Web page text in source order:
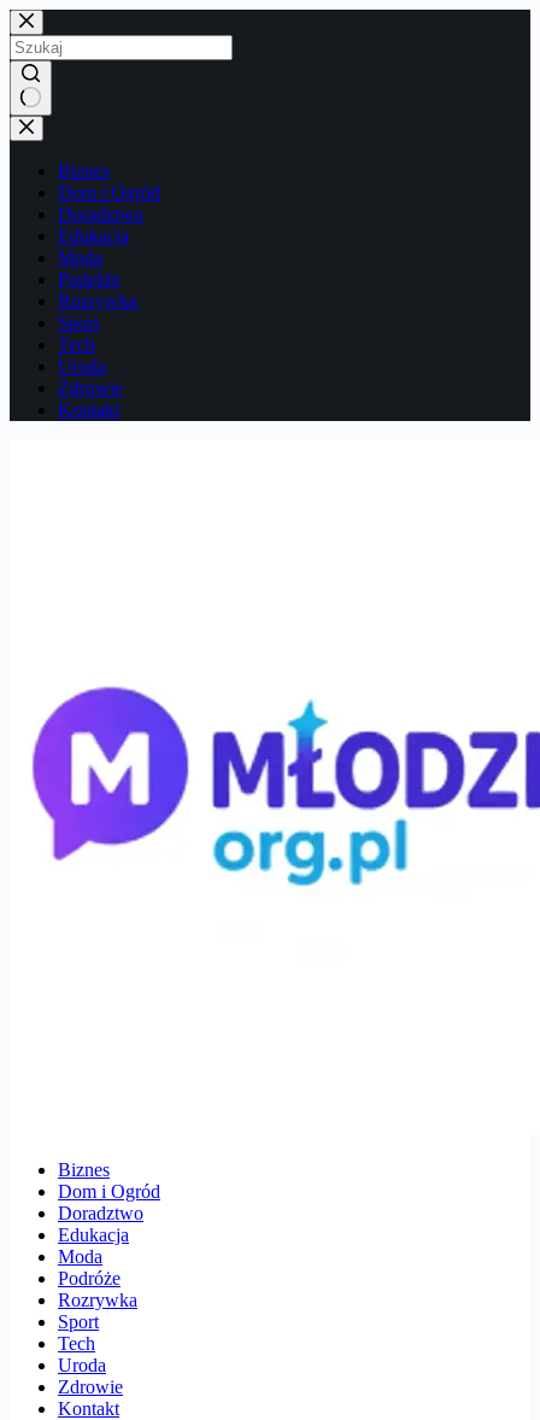
Przejdź
do
treści
Brak
wyników
Biznes
Dom i Ogród
Doradztwo
Edukacja
Moda
Podróże
Rozrywka
Sport
Tech
Uroda
Zdrowie
Kontakt
Biznes
Dom i Ogród
Doradztwo
Edukacja
Moda
Podróże
Rozrywka
Sport
Tech
Uroda
Zdrowie
Kontakt